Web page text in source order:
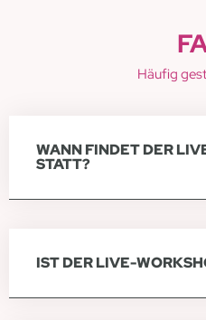
Häufig
WANN FINDET DER
STATT?
IST DER LIVE-